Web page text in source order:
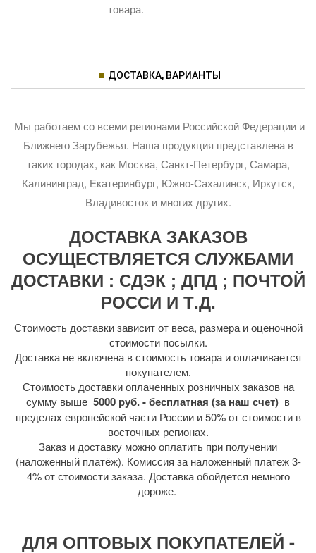
товара.
ДОСТАВКА, ВАРИАНТЫ
Мы работаем со всеми регионами Российской Федерации и
Ближнего Зарубежья. Наша продукция представлена в
таких городах, как Москва, Санкт-Петербург, Самара,
Калининград, Екатеринбург, Южно-Сахалинск, Иркутск,
Владивосток и многих других.
ДОСТАВКА ЗАКАЗОВ
ОСУЩЕСТВЛЯЕТСЯ СЛУЖБАМИ
ДОСТАВКИ : СДЭК ; ДПД ; ПОЧТОЙ
РОССИ И Т.Д.
Стоимость доставки зависит от веса, размера и оценочной
стоимости посылки.
Доставка не включена в стоимость товара и оплачивается
покупателем.
Стоимость доставки оплаченных розничных заказов на
сумму выше 5000 руб. - бесплатная (за наш счет) в
пределах европейской части России и 50% от стоимости в
восточных регионах.
Заказ и доставку можно оплатить при получении
(наложенный платёж). Комиссия за наложенный платеж 3-
4% от стоимости заказа. Доставка обойдется немного
дороже.
ДЛЯ ОПТОВЫХ ПОКУПАТЕЛЕЙ -